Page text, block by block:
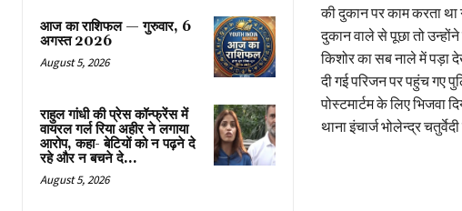
आज का राशिफल — गुरुवार, 6
अगस्त 2026
August 5, 2026
राहुल गांधी की प्रेस कॉन्फ्रेंस में
वायरल गर्ल रिया अहीर ने लगाया
आरोप, कहा- बेटियों को न पढ़ने दे
रहे और न बचने दे...
August 5, 2026
की दुकान पर काम करता था
दुकान वाले से पूछा तो
किशोर का सब नाले में पड़ा
दी गई परिजन पर पहुंच गए
पोस्टमार्टम के लिए भिजवा
थाना इंचार्ज भोलेन्द्र